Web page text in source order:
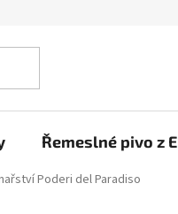
Řemeslné pivo z
Poderi del Paradiso